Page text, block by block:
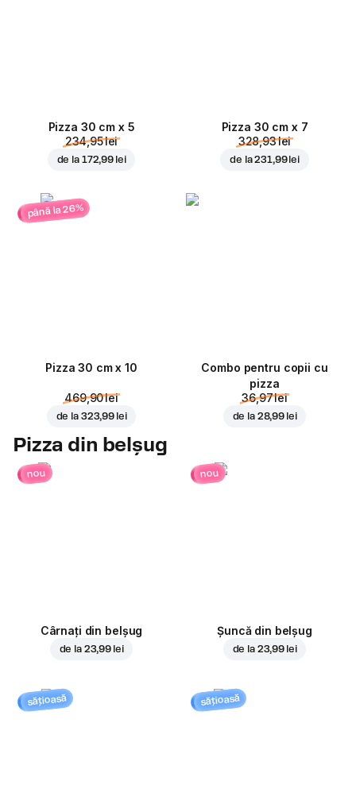
Pizza 30 cm x 5
234,95 lei
de la 172,99 lei
Pizza 30 cm x 7
328,93 lei
de la231,99 lei
până la 26%
Pizza 30 cm x 10
469,90 lei
de la 323,99 lei
Combo pentru copii cu
pizza
36,97 lei
de la 28,99 lei
Pizza din belșug
nou
Cârnați din belșug
de la 23,99 lei
nou
Șuncă din belșug
de la 23,99 lei
sățioasă sățioasă